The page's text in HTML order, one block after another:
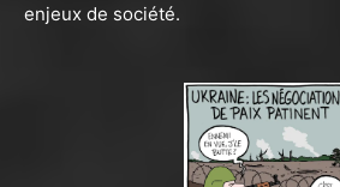
enjeux de société.